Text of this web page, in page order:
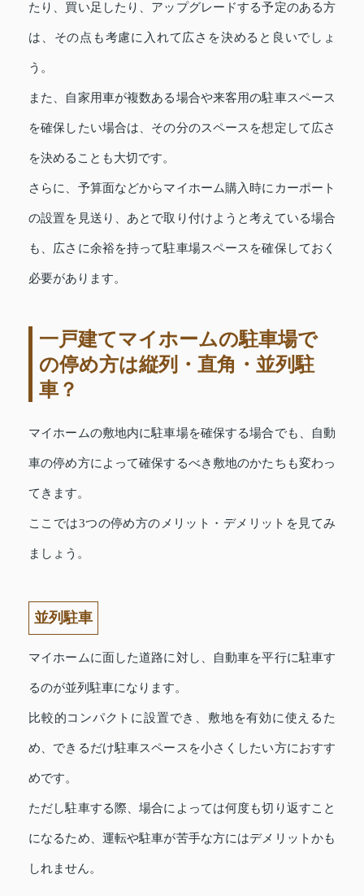
たり、買い足したり、アップグレードする予定のある方
は、その点も考慮に入れて広さを決めると良いでしょ
う。
また、自家用車が複数ある場合や来客用の駐車スペース
を確保したい場合は、その分のスペースを想定して広さ
を決めることも大切です。
さらに、予算面などからマイホーム購入時にカーポート
の設置を見送り、あとで取り付けようと考えている場合
も、広さに余裕を持って駐車場スペースを確保しておく
必要があります。
一戸建てマイホームの駐車場で
の停め方は縦列・直角・並列駐
車？
マイホームの敷地内に駐車場を確保する場合でも、自動
車の停め方によって確保するべき敷地のかたちも変わっ
てきます。
ここでは3つの停め方のメリット・デメリットを見てみ
ましょう。
並列駐車
マイホームに面した道路に対し、自動車を平行に駐車す
るのが並列駐車になります。
比較的コンパクトに設置でき、敷地を有効に使えるた
め、できるだけ駐車スペースを小さくしたい方におすす
めです。
ただし駐車する際、場合によっては何度も切り返すこと
になるため、運転や駐車が苦手な方にはデメリットかも
しれません。